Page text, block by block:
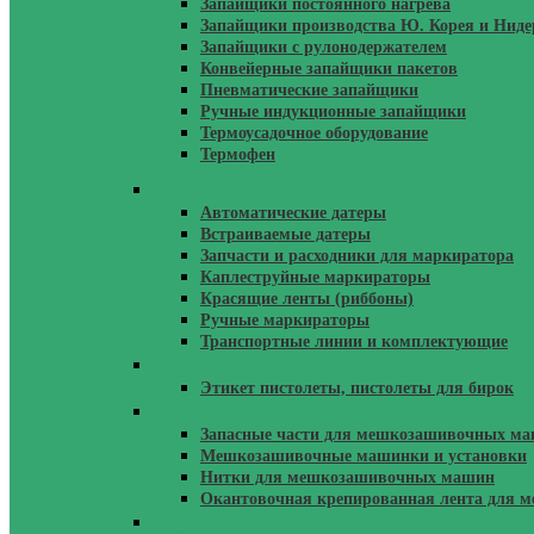
Запайщики постоянного нагрева
Запайщики производства Ю. Корея и
Запайщики с рулонодержателем
Конвейерные запайщики пакетов
Пневматические запайщики
Ручные индукционные запайщики
Термоусадочное оборудование
Термофен
Автоматические датеры
Встраиваемые датеры
Запчасти и расходники для маркиратора
Каплеструйные маркираторы
Красящие ленты (риббоны)
Ручные маркираторы
Транспортные линии и комплектующие
Этикет пистолеты, пистолеты для бирок
Запасные части для мешкозашивочных
Мешкозашивочные машинки и установки
Нитки для мешкозашивочных машин
Окантовочная крепированная лента для